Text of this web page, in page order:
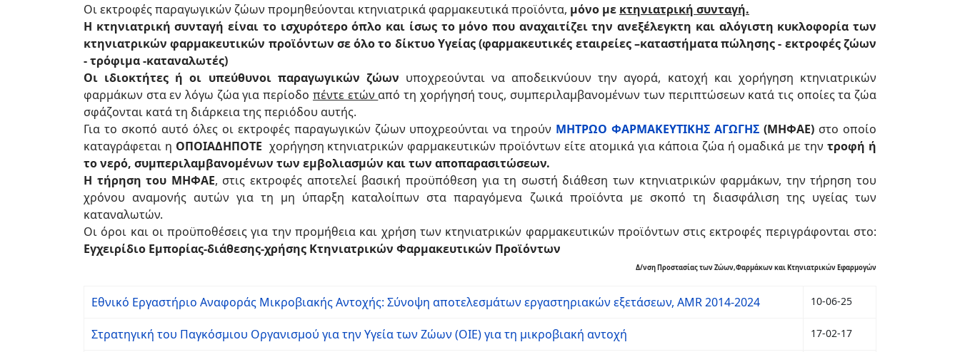
Οι εκτροφές παραγωγικών ζώων προμηθεύονται κτηνιατρικά φαρμακευτικά προϊόντα, μόνο με κτηνιατρική συνταγή.
Η κτηνιατρική συνταγή είναι το ισχυρότερο όπλο και ίσως το μόνο που αναχαιτίζει την ανεξέλεγκτη και αλόγιστη κυκλοφορία των
κτηνιατρικών φαρμακευτικών προϊόντων σε όλο το δίκτυο Υγείας (φαρμακευτικές εταιρείες –καταστήματα πώλησης - εκτροφές ζώων
- τρόφιμα -καταναλωτές)
Οι ιδιοκτήτες ή οι υπεύθυνοι παραγωγικών ζώων υποχρεούνται να αποδεικνύουν την αγορά, κατοχή και χορήγηση κτηνιατρικών
φαρμάκων στα εν λόγω ζώα για περίοδο πέντε ετώναπό τη χορήγησή τους, συμπεριλαμβανομένων των περιπτώσεων κατά τις οποίες τα ζώα
σφάζονται κατά τη διάρκεια της περιόδου αυτής.
Για το σκοπό αυτό όλες οι εκτροφές παραγωγικών ζώων υποχρεούνται να τηρούν ΜΗΤΡΩΟ ΦΑΡΜΑΚΕΥΤΙΚΗΣ ΑΓΩΓΗΣ (ΜΗΦΑΕ) στο οποίο
καταγράφεται η ΟΠΟΙΑΔΗΠΟΤΕ χορήγηση κτηνιατρικών φαρμακευτικών προϊόντων είτε ατομικά για κάποια ζώα ή ομαδικά με τηντροφή ή
το νερό, συμπεριλαμβανομένων των εμβολιασμών και των αποπαρασιτώσεων.
Η τήρηση του ΜΗΦΑΕ, στις εκτροφές αποτελεί βασική προϋπόθεση για τη σωστή διάθεση των κτηνιατρικών φαρμάκων, την τήρηση του
χρόνου αναμονής αυτών για τη μη ύπαρξη καταλοίπων στα παραγόμενα ζωικά προϊόντα με σκοπό τη διασφάλιση της υγείας των
καταναλωτών.
Οι όροι και οι προϋποθέσεις για την προμήθεια και χρήση των κτηνιατρικών φαρμακευτικών προϊόντων στις εκτροφές περιγράφονται στο:
Εγχειρίδιο Εμπορίας-διάθεσης-χρήσης Κτηνιατρικών Φαρμακευτικών Προϊόντων
Δ/νση Προστασίας των Ζώων,Φαρμάκων και Κτηνιατρικών Εφαρμογών
Εθνικό Εργαστήριο Αναφοράς Μικροβιακής Αντοχής: Σύνοψη αποτελεσμάτων εργαστηριακών εξετάσεων, AMR 2014-2024 10-06-25
Στρατηγική του Παγκόσμιου Οργανισμού για την Υγεία των Ζώων (ΟΙΕ) για τη μικροβιακή αντοχή 17-02-17